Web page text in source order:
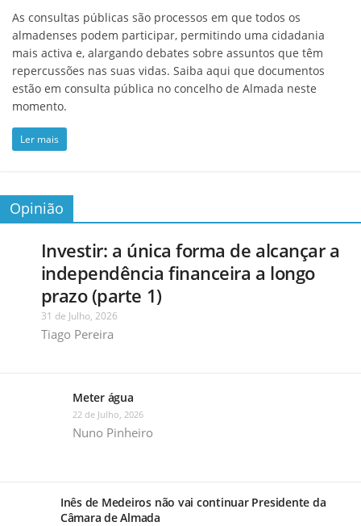
As consultas públicas são processos em que todos os
almadenses podem participar, permitindo uma cidadania
mais activa e, alargando debates sobre assuntos que têm
repercussões nas suas vidas. Saiba aqui que documentos
estão em consulta pública no concelho de Almada neste
momento.
Ler mais
Opinião
Investir: a única forma de alcançar a
independência financeira a longo
prazo (parte 1)
31 de Julho, 2026
Tiago Pereira
Meter água
22 de Julho, 2026
Nuno Pinheiro
Inês de Medeiros não vai continuar Presidente da
Câmara de Almada